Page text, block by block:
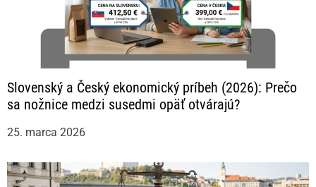
Slovenský a Český ekonomický príbeh (2026): Prečo
sa nožnice medzi susedmi opäť otvárajú?
25. marca 2026